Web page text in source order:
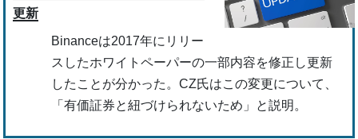
更新
Binanceは2017年にリリー
スしたホワイトペーパーの一部内容を修正し更新
したことが分かった。CZ氏はこの変更について、
「有価証券と紐づけられないため」と説明。